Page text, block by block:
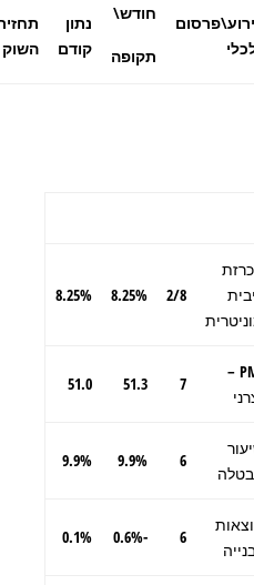
חודש\
תקופה
נתון
קודם
השוק
2/8
8.25%
8.25%
PMI –
7
51.3
51.0
6
9.9%
9.9%
6
-0.6%
0.1%